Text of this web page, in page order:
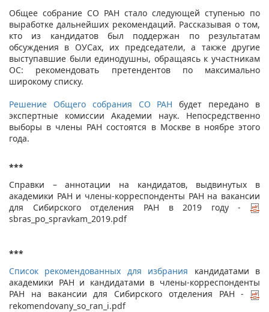
Общее собрание СО РАН стало следующей ступенью по
выработке дальнейших рекомендаций. Рассказывая о том,
кто из кандидатов был поддержан по результатам
обсуждения в ОУСах, их председатели, а также другие
выступавшие были единодушны, обращаясь к участникам
ОС: рекомендовать претендентов по максимально
широкому списку.
Решение Общего собрания СО РАН будет передано в
экспертные комиссии Академии наук. Непосредственно
выборы в члены РАН состоятся в Москве в ноябре этого
года.
***
Справки – аннотации на кандидатов, выдвинутых в
академики РАН и члены-корреспонденты РАН на вакансии
для Сибирского отделения РАН в 2019 году -
sbras_po_spravkam_2019.pdf
***
Список рекомендованных для избрания кандидатами в
академики РАН и кандидатами в члены-корреспонденты
РАН на вакансии для Сибирского отделения РАН -
rekomendovany_so_ran_i.pdf